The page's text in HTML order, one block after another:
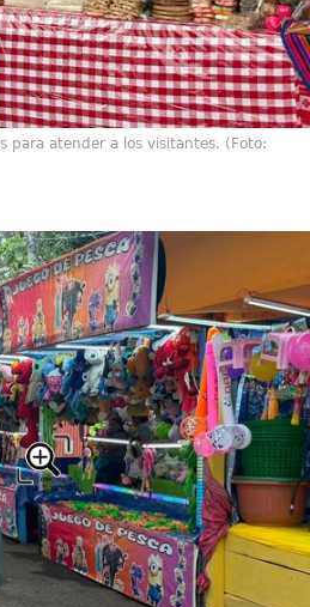
para atender a los visitantes. (Foto: